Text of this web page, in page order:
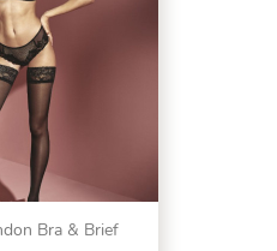
Bra & Brief